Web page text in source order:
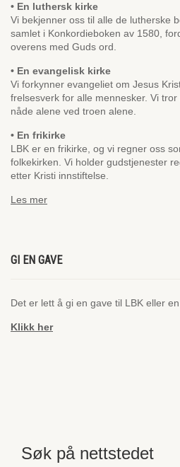
• En luthersk kirke
Vi bekjenner oss til alle de lutherske
samlet i Konkordieboken av 1580,
overens med Guds ord.
• En evangelisk kirke
Vi forkynner evangeliet om Jesus
frelsesverk for alle mennesker. Vi
nåde alene ved troen alene.
• En frikirke
LBK er en frikirke, og vi regner oss
folkekirken. Vi holder gudstjenester
etter Kristi innstiftelse.
Les mer
GI EN GAVE
Det er lett å gi en gave til LBK eller
Klikk her
Søk på nettstedet